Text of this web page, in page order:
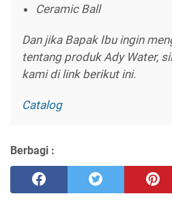
Ceramic Ball
Dan jika Bapak Ibu ingin
tentang produk Ady Water,
kami di link berikut ini.
Catalog
Berbagi :